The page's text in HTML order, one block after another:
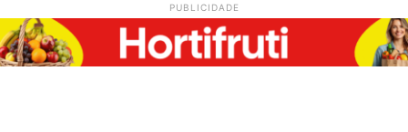
PUBLICIDADE